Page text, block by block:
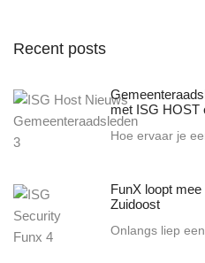
Recent posts
met ISG HOST
Hoe ervaar je
FunX loopt
Zuidoost
Onlangs liep